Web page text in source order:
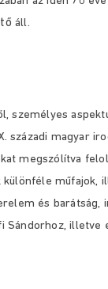
áll.
személyes
századi magyar
megszólítva
különféle műfajok,
és
Sándorhoz, illetve